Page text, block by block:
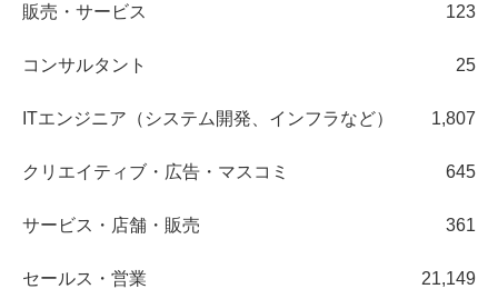
販売・サービス 123
コンサルタント 25
ITエンジニア（システム開発、インフラなど） 1,807
クリエイティブ・広告・マスコミ 645
サービス・店舗・販売 361
セールス・営業 21,149